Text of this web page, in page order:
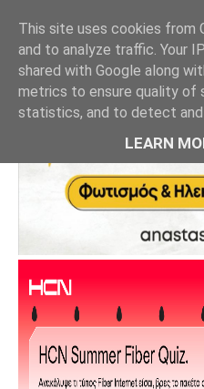
This site uses cookies from
and to analyze traffic. Your
shared with Google along
metrics to ensure quality of
statistics, and to detect and
LEARN